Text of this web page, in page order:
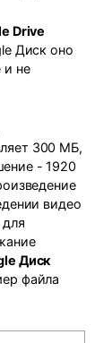
Drive
Диск оно
и не
300 МБ,
- 1920
видео
Диск
файла